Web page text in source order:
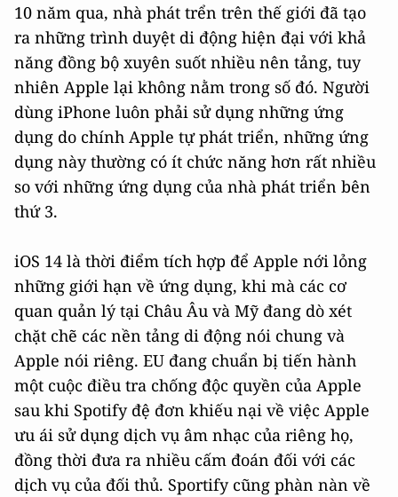
10 năm qua, nhà phát trển trên thế giới đã tạo
ra những trình duyệt di động hiện đại với khả
năng đồng bộ xuyên suốt nhiều nên tảng, tuy
nhiên Apple lại không nằm trong số đó. Người
dùng iPhone luôn phải sử dụng những ứng
dụng do chính Apple tự phát triển, những ứng
dụng này thường có ít chức năng hơn rất nhiều
so với những ứng dụng của nhà phát triển bên
thứ 3.
iOS 14 là thời điểm tích hợp để Apple nới lỏng
những giới hạn về ứng dụng, khi mà các cơ
quan quản lý tại Châu Âu và Mỹ đang dò xét
chặt chẽ các nền tảng di động nói chung và
Apple nói riêng. EU đang chuẩn bị tiến hành
một cuộc điều tra chống độc quyền của Apple
sau khi Spotify đệ đơn khiếu nại về việc Apple
ưu ái sử dụng dịch vụ âm nhạc của riêng họ,
đồng thời đưa ra nhiều cấm đoán đối với các
dịch vụ của đối thủ. Sportify cũng phàn nàn về